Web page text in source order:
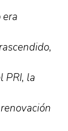
PRI, la